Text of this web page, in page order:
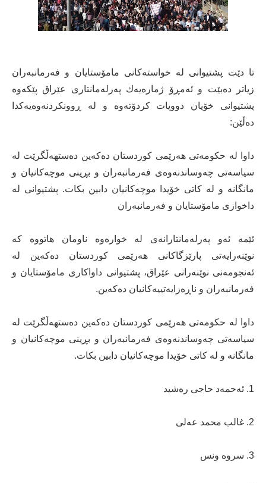
تا دێت پشتیوانی لە خواستەكانی مامۆستایان و فەرمانبەران
زیاتر دەبێت و ئەمڕۆ ژمارەیەك پەرلەمانتاری عێراق پێكەوە
پشتیوانی خۆیان دووپات كردۆتەوە و لە ڕوونكردنەوەیەكدا
دەڵێن:
داوا لە حکومەتی ھەرێمی کوردستان دەکەین دەستھەڵگرێت لە
سیاسەتی چەوساندنەوەی فەرمانبەران و بڕینی موچەکانیان و
مانگانە و لە کاتی خۆیدا موچەکانیان دابین بکات. پشتیوانی لە
داخوازی مامۆستایان و فەرمانبەران
ئێمە ئەو پەرلەمانتارانەی لە خوارەوە ناومان ھاتووە کە
نوێنەرایەتی پارێزگاکانی ھەرێمی کوردستان دەکەین لە
ئەنجومەنی نوێنەرانی عێراق، پشتیوانی داواکاری مامۆستایان و
فەرمانبەران و ناڕەزایەتییەکانیان دەکەین.
داوا لە حکومەتی ھەرێمی کوردستان دەکەین دەستھەڵگرێت لە
سیاسەتی چەوساندنەوەی فەرمانبەران و بڕینی موچەکانیان و
مانگانە و لە کاتی خۆیدا موچەکانیان دابین بکات.
1. ئەحمەد حاجی رەشید
2. غالب محمد عەلی
3. سروە ونس